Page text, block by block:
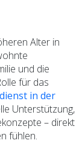
Alter in
und die
für das
in der
Unterstützung,
– direkt
fühlen.